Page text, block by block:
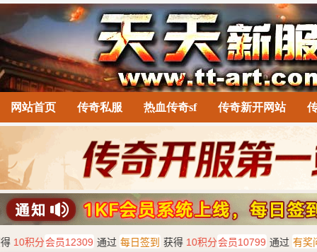
网站首页 传奇私服 热血传奇sf 传奇新开网站